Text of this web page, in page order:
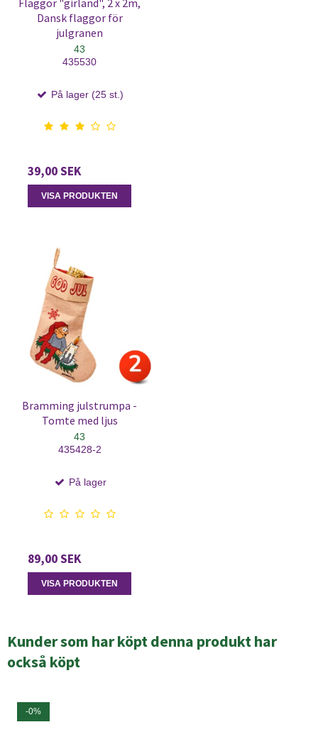
Flaggor "girland", 2 x 2m,
Dansk flaggor för
julgranen
43
435530
På lager (25 st.)
39,00 SEK
VISA PRODUKTEN
Bramming julstrumpa -
Tomte med ljus
43
435428-2
På lager
89,00 SEK
VISA PRODUKTEN
Kunder som har köpt denna produkt har
också köpt
-0%